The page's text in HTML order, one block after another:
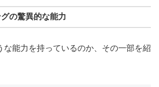
の驚異的な能力
な能力を持っているのか、その一部を紹